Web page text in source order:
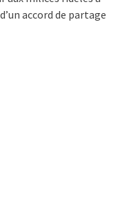
accord de partage